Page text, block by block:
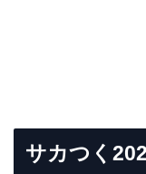
サカつく